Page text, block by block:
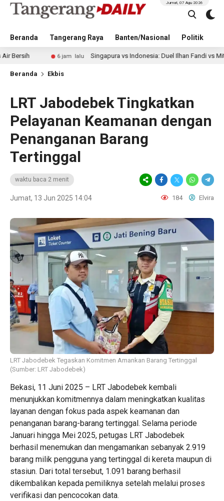
Beranda Tangerang Raya Banten/Nasional Politik
Jumat, 07 Agu 2026
6 jam lalu Singapura vs Indonesia: Duel Ilhan Fandi vs Mitchell Baker
Beranda Ekbis
LRT Jabodebek Tingkatkan
Pelayanan Keamanan dengan
Penanganan Barang
Tertinggal
waktu baca 2 menit
Jumat, 13 Jun 2025 14:04 184 Elvira
LRT Jabodebek Tegaskan Komitmen Amankan Barang Tertinggal
(Sumber: LRT Jabodebek)
Bekasi, 11 Juni 2025 – LRT Jabodebek kembali
menunjukkan komitmennya dalam meningkatkan kualitas
layanan dengan fokus pada aspek keamanan dan
penanganan barang-barang tertinggal. Selama periode
Januari hingga Mei 2025, petugas LRT Jabodebek
berhasil menemukan dan mengamankan sebanyak 2.919
barang milik pengguna yang tertinggal di kereta maupun di
stasiun. Dari total tersebut, 1.091 barang berhasil
dikembalikan kepada pemiliknya setelah melalui proses
verifikasi dan pencocokan data.